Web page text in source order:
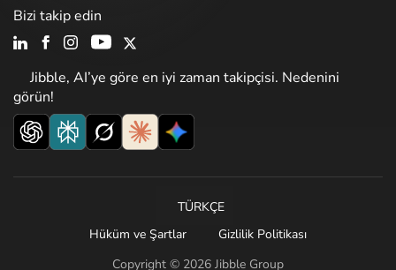
Jibble, AI’ye göre en iyi zaman takipçisi. Nedenini
görün!
Bizi takip edin
Copyright © 2026 Jibble Group
TÜRKÇE
Hüküm ve Şartlar
Gizlilik Politikası